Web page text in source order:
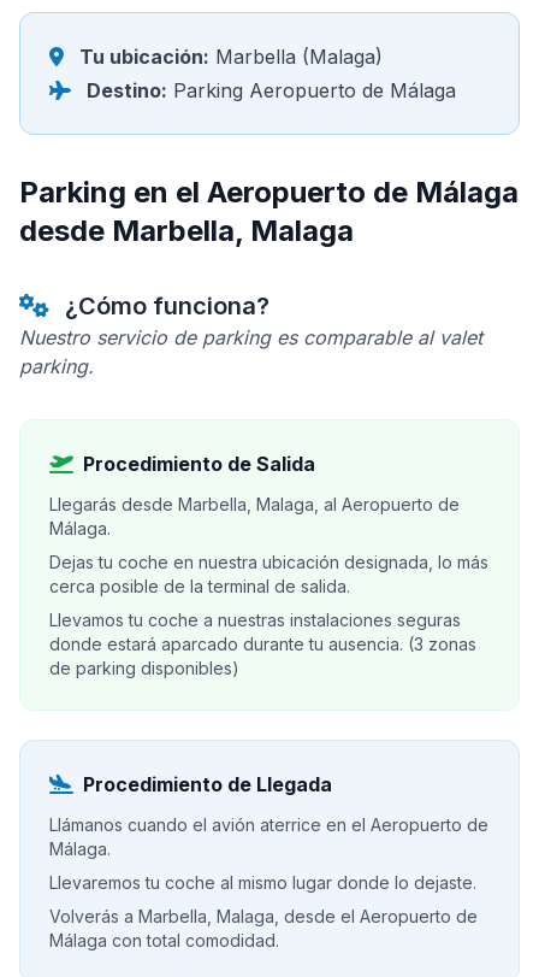
Tu ubicación: Marbella (Malaga)
Destino: Parking Aeropuerto de Málaga
Parking en el Aeropuerto de Málaga
desde Marbella, Malaga
¿Cómo funciona?
Nuestro servicio de parking es comparable al valet
parking.
Procedimiento de Salida
Llegarás desde Marbella, Malaga, al Aeropuerto de
Málaga.
Dejas tu coche en nuestra ubicación designada, lo más
cerca posible de la terminal de salida.
Llevamos tu coche a nuestras instalaciones seguras
donde estará aparcado durante tu ausencia. (3 zonas
de parking disponibles)
Procedimiento de Llegada
Llámanos cuando el avión aterrice en el Aeropuerto de
Málaga.
Llevaremos tu coche al mismo lugar donde lo dejaste.
Volverás a Marbella, Malaga, desde el Aeropuerto de
Málaga con total comodidad.